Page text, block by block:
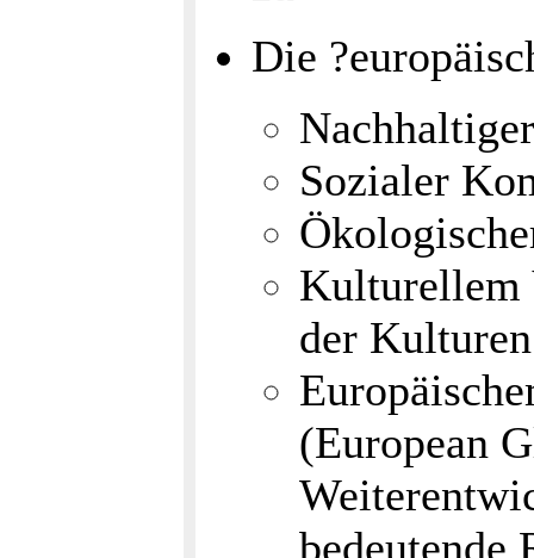
Die
Sozialer
Kulturellem
der
(European
bedeutende